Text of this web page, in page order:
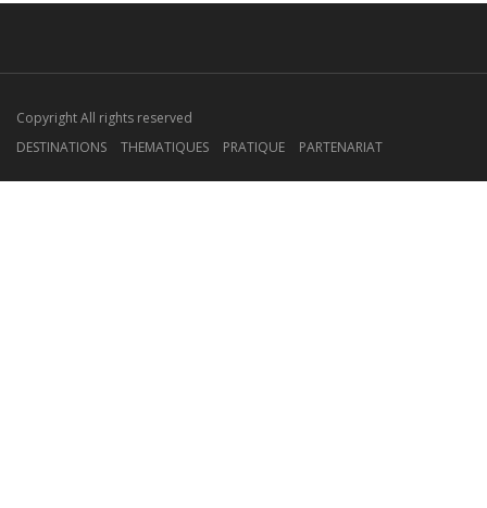
Copyright All rights reserved
DESTINATIONS
THEMATIQUES PRATIQUE PARTENARIAT